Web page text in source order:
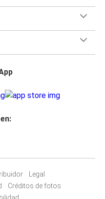
Legal
Créditos de fotos